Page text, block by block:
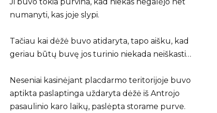
numanyti, kas joje slypi.
Tačiau kai dėžė buvo atidaryta, tapo aišku, kad
geriau būtų buvę jos turinio niekada neiškasti…
Neseniai kasinėjant placdarmo teritorijoje buvo
aptikta paslaptinga uždaryta dėžė iš Antrojo
pasaulinio karo laikų, paslėpta storame purve.